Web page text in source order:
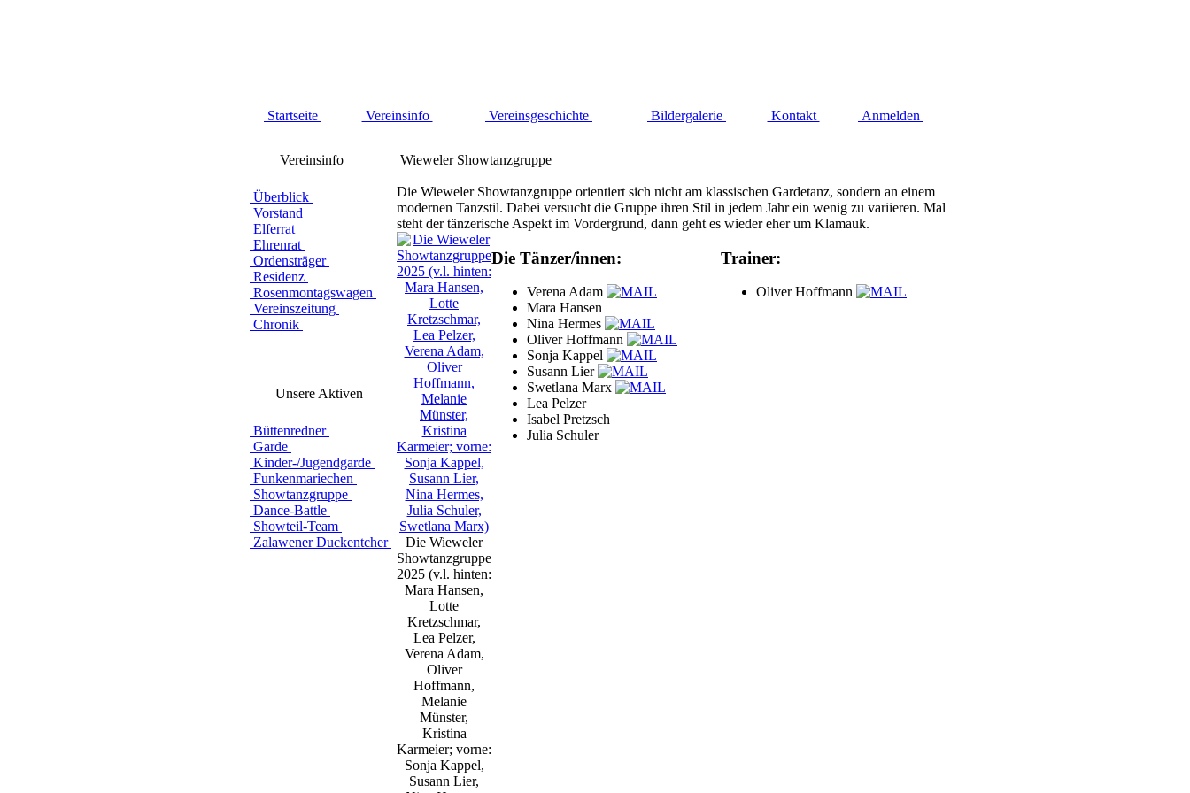
Startseite Vereinsinfo Vereinsgeschichte Bildergalerie Kontakt Anmelden
Vereinsinfo
Überblick
Vorstand
Elferrat
Ehrenrat
Ordensträger
Residenz
Rosenmontagswagen
Vereinszeitung
Chronik
Unsere Aktiven
Büttenredner
Garde
Kinder-/Jugendgarde
Funkenmariechen
Showtanzgruppe
Dance-Battle
Showteil-Team
Zalawener Duckentcher
Wieweler Showtanzgruppe
Die Wieweler Showtanzgruppe orientiert sich nicht am klassischen Gardetanz, sondern an einem
modernen Tanzstil. Dabei versucht die Gruppe ihren Stil in jedem Jahr ein wenig zu variieren. Mal
steht der tänzerische Aspekt im Vordergrund, dann geht es wieder eher um Klamauk.
Die Wieweler
Showtanzgruppe
2025 (v.l. hinten:
Mara Hansen,
Lotte
Kretzschmar,
Lea Pelzer,
Verena Adam,
Oliver
Hoffmann,
Melanie
Münster,
Kristina
Karmeier; vorne:
Sonja Kappel,
Susann Lier,
Die Tänzer/innen:
Verena Adam
Mara Hansen
Nina Hermes
Oliver Hoffmann
Sonja Kappel
Susann Lier
Swetlana Marx
Lea Pelzer
Isabel Pretzsch
Julia Schuler
Trainer:
Oliver Hoffmann